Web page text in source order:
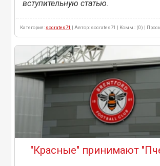
вступительную статью.
Категория: socrates71 | Автор: socrates71 | Комм.: (0) |
"Красные" принимают